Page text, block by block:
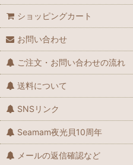
ショッピングカート
お問い合わせ
ご注文・お問い合わせの流れ
送料について
SNSリンク
Seamam夜光貝10周年
メールの返信確認など